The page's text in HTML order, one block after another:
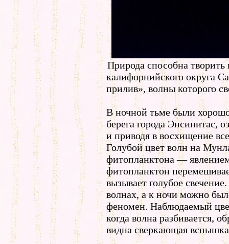
Природа способна
калифорнийского округа
прилив», волны которого
В ночной тьме были
берега города Энсинитас,
и приводя в восхищение
Голубой цвет волн на
фитопланктона —
фитопланктон
вызывает голубое
волнах, а к ночи можно
феномен. Наблюдаемый
когда волна разбивается,
видна сверкающая